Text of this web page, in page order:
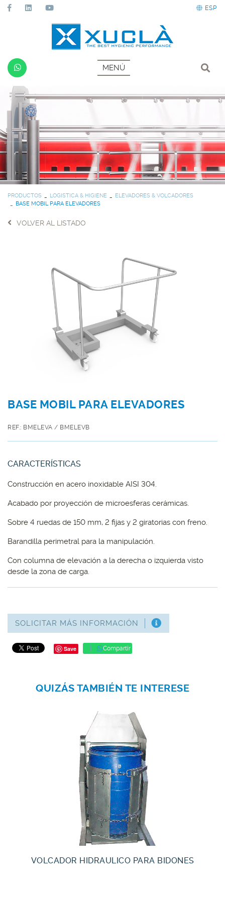
ESP
MENÚ
PRODUCTOS LOGISTICA & HIGIENE
ELEVADORES & VOLCADORES
BASE MOBIL PARA ELEVADORES
VOLVER AL LISTADO
BASE MOBIL PARA ELEVADORES
REF.: BMELEVA / BMELEVB
CARACTERÍSTICAS
Construcción en acero inoxidable AISI 304.
Acabado por proyección de microesferas cerámicas.
Sobre 4 ruedas de 150 mm, 2 fijas y 2 giratorias con freno.
Barandilla perimetral para la manipulación.
Con columna de elevación a la derecha o izquierda visto
desde la zona de carga.
Save Compartir
SOLICITAR MÁS INFORMACIÓN
QUIZÁS TAMBIÉN TE INTERESE
VOLCADOR HIDRAULICO PARA BIDONES